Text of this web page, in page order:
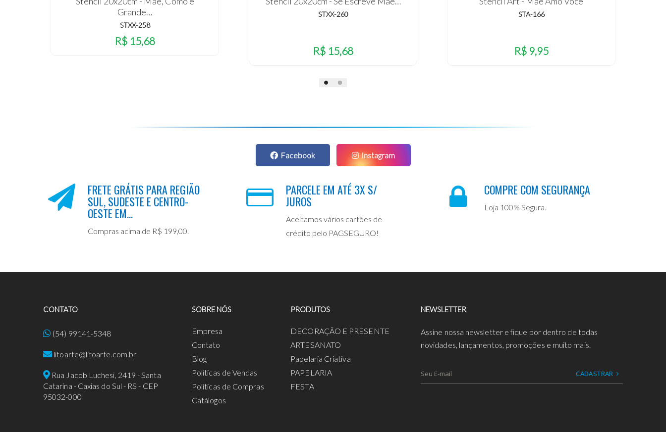
Grande…
STXX-258
R$ 15,68
STXX-260
R$ 15,68
STA-166
R$ 9,95
Facebook Instagram
FRETE GRÁTIS PARA REGIÃO
SUL, SUDESTE E CENTRO-
OESTE EM...
Compras acima de R$ 199,00.
PARCELE EM ATÉ 3X S/
JUROS
Aceitamos vários cartões de
crédito pelo PAGSEGURO!
COMPRE COM SEGURANÇA
Loja 100% Segura.
CONTATO
(54) 99141-5348
litoarte@litoarte.com.br
Rua Jacob Luchesi, 2419 - Santa
Catarina - Caxias do Sul - RS - CEP
95032-000
SOBRE NÓS
Empresa
Contato
Blog
Políticas de Vendas
Políticas de Compras
Catálogos
PRODUTOS
DECORAÇÃO E PRESENTE
ARTESANATO
Papelaria Criativa
PAPELARIA
FESTA
NEWSLETTER
Assine nossa newsletter e fique por dentro de todas
novidades, lançamentos, promoções e muito mais.
CADASTRAR